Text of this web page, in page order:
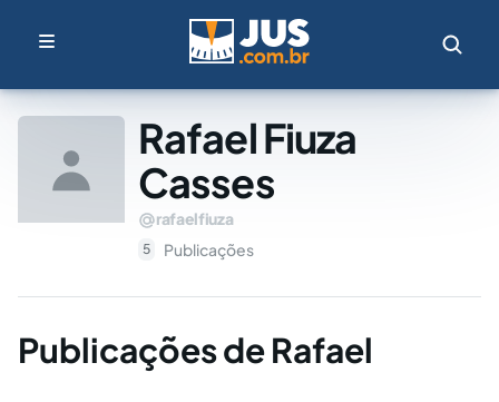
Rafael Fiuza
Casses
rafaelfiuza
5 Publicações
Publicações de Rafael